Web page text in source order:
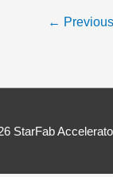
←
StarFab